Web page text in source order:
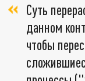
Суть
данном
чтобы